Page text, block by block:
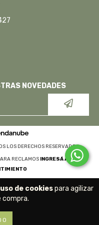
de cookiespara agilizar
compra.
NOVEDADES
LOS DERECHOS RESERVADOS.
RECLAMOS INGRESÁ ACÁ.